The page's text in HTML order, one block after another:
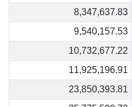
8,347,637.83
9,540,157.53
10,732,677.22
11,925,196.91
23,850,393.81